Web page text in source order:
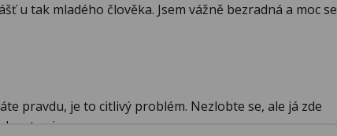
u tak mladého člověka. Jsem vážně bezradná a moc se
pravdu, je to citlivý problém. Nezlobte se, ale já zde
o j...